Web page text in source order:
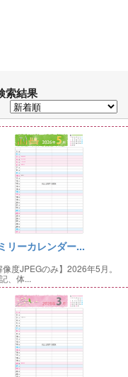
索結果
リーカレンダー...
像度JPEGのみ】2026年5月。
、体...